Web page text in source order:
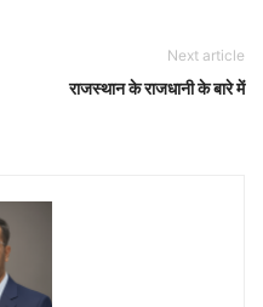
Next article
राजस्थान के राजधानी के बारे में